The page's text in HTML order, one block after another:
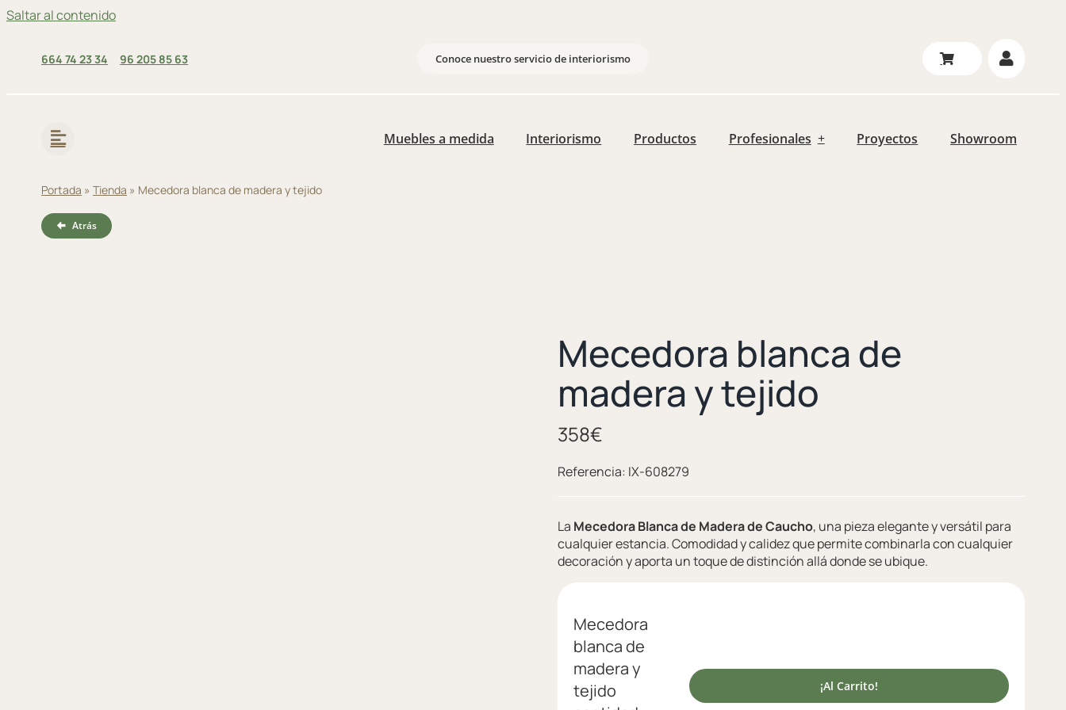
Saltar al contenido
664 74 23 34 96 205 85 63 Conoce nuestro servicio de interiorismo
Muebles a medida Interiorismo Productos Profesionales Proyectos Showroom
Portada » Tienda » Mecedora blanca de madera y tejido
Atrás
Mecedora blanca de
madera y tejido
358€
Referencia: IX-608279
La Mecedora Blanca de Madera de Caucho, una pieza elegante y versátil para
cualquier estancia. Comodidad y calidez que permite combinarla con cualquier
decoración y aporta un toque de distinción allá donde se ubique.
Mecedora
blanca de
madera y
tejido
¡Al Carrito!